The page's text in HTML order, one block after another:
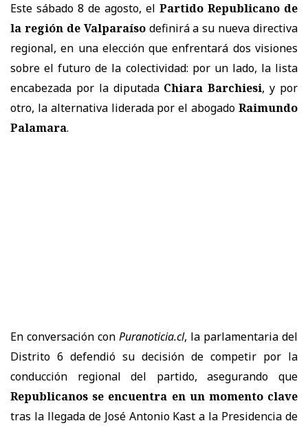
Este sábado 8 de agosto, el Partido Republicano de
la región de Valparaísodefinirá a su nueva directiva
regional, en una elección que enfrentará dos visiones
sobre el futuro de la colectividad: por un lado, la lista
encabezada por la diputada Chiara Barchiesi, y por
otro, la alternativa liderada por el abogado Raimundo
Palamara.
En conversación con Puranoticia.cl, la parlamentaria del
Distrito 6 defendió su decisión de competir por la
conducción regional del partido, asegurando que
Republicanos se encuentra en un momento clave
tras la llegada de José Antonio Kast a la Presidencia de